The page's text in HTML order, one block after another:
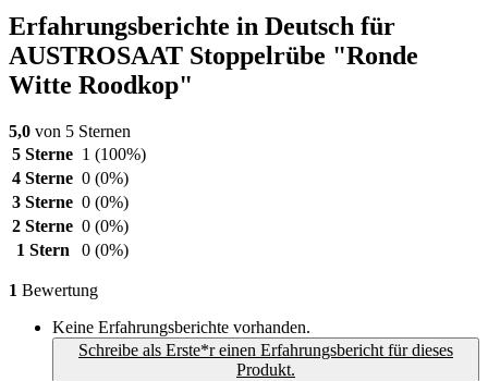
Erfahrungsberichte in Deutsch für
AUSTROSAAT Stoppelrübe "Ronde
Witte Roodkop"
5,0 von 5 Sternen
5 Sterne 1 (100%)
4 Sterne 0 (0%)
3 Sterne 0 (0%)
2 Sterne 0 (0%)
1 Stern
0 (0%)
1 Bewertung
Keine Erfahrungsberichte vorhanden.
Schreibe als Erste*r einen Erfahrungsbericht für dieses
Produkt.